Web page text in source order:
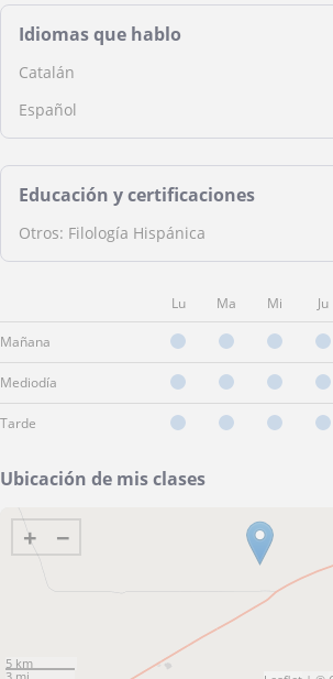
Idiomas que hablo
Catalán
Español
Educación y certificaciones
Otros: Filología Hispánica
Lu Ma Mi Ju
Mañana
Mediodía
Tarde
Ubicación de mis clases
+ −
5 km